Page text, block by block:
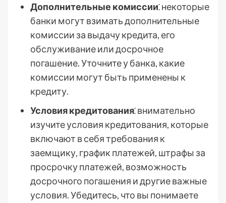
Дополнительные комиссии⁚ некоторые
банки могут взимать дополнительные
комиссии за выдачу кредита, его
обслуживание или досрочное
погашение. Уточните у банка, какие
комиссии могут быть применены к
кредиту.
Условия кредитования⁚ внимательно
изучите условия кредитования, которые
включают в себя требования к
заемщику, график платежей, штрафы за
просрочку платежей, возможность
досрочного погашения и другие важные
условия. Убедитесь, что вы понимаете